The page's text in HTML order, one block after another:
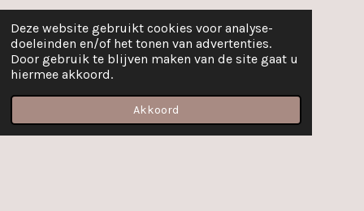
Deze website gebruikt cookies voor analyse-
doeleinden en/of het tonen van advertenties.
Door gebruik te blijven maken van de site gaat u
hiermee akkoord.
Akkoord